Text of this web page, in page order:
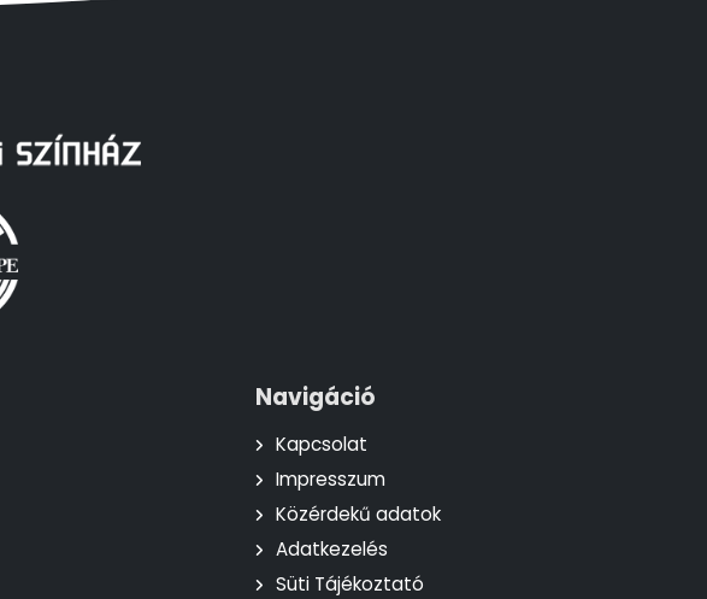
Navigáció
Kapcsolat
Impresszum
Közérdekű adatok
Adatkezelés
Süti Tájékoztató